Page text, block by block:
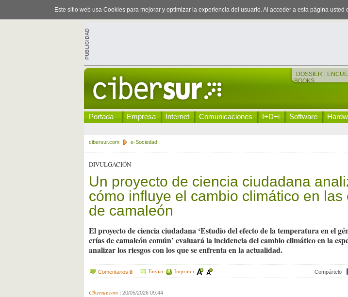
Este sitio web usa Cookies para mejorar y optimizar la experiencia del usuario. Al acceder a esta página
DOSSIER
BOOKS
Portada Empresa Internet Comunicaciones I+D+i Software
cibersur.com e-Sociedad
DIVULGACIÓN
Un proyecto de ciencia ciudadana
cómo influye el cambio climático en las
de camaleón
El proyecto de ciencia ciudadana ‘Estudio del efecto de la temperatura en el
crías de camaleón común’ evaluará la incidencia del cambio climático en la
analizar los riesgos con los que se enfrenta en la actualidad.
Comentarios 0 Enviar Imprimir Compártelo
Cibersur.com 20/05/2026 09:44